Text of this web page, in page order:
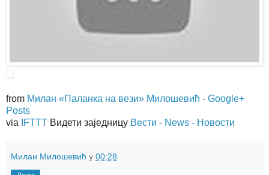
from Милан «Паланка на вези» Милошевић - Google+
Posts
via
IFTTT Видети заједницу Вести - News - Новости
Милан Милошевић у 00:28